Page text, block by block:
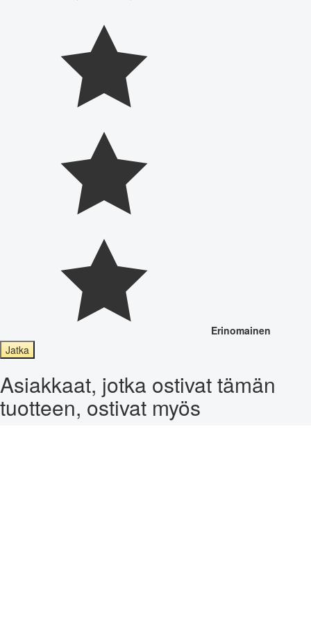
Erinomainen
Jatka
Asiakkaat, jotka ostivat tämän
tuotteen, ostivat myös